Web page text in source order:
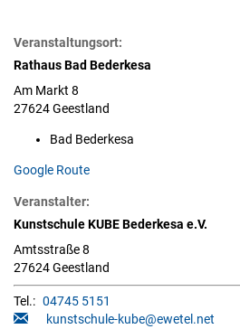
Veranstaltungsort:
Rathaus Bad Bederkesa
Am Markt 8
27624 Geestland
Bad Bederkesa
Google Route
Veranstalter:
Kunstschule KUBE Bederkesa e.V.
Amtsstraße 8
27624 Geestland
Tel.: 04745 5151
kunstschule-kube@ewetel.net